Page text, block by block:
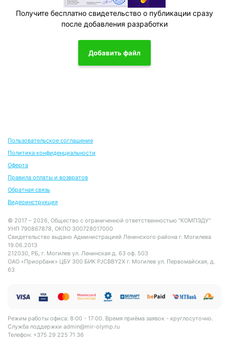
Получите бесплатно свидетельство о публикации сразу
после добавления разработки
Добавить файл
Пользовательское соглашение
Политика конфиденциальности
Оферта
Правила оплаты и возвратов
Обратная связь
Видеоинструкция
© 2017 – 2026, Общество с ограниченной ответственностью "КОМПЭДУ"
УНП 790867878, ОКПО 300728017000
Свидетельство выдано Администрацией Ленинского района г. Могилева
19.06.2013
212030, РБ, г. Могилев ул. Ленинская д. 63 оф. 503
ОАО «Приорбанк» ЦБУ 300 БИК PJCBBY2X г. Могилев ул. Первомайская, д.
63
Режим работы офиса: 8:00 - 17:00. Время приёма заявок - круглосуточно.
Служба поддержки admin@mir-olymp.ru
Телефон: +375 29 225 71 36